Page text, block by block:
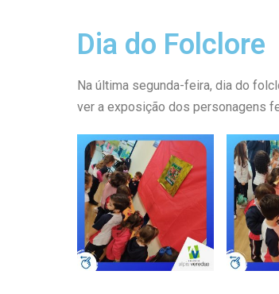
Dia do Folclore
Na última segunda-feira, dia do
ver a exposição dos personagens